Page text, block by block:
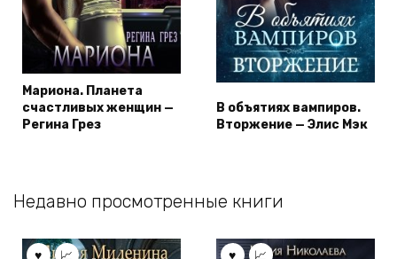
Мариона. Планета
счастливых женщин —
Регина Грез
В объятиях вампиров.
Вторжение — Элис Мэк
Недавно просмотренные книги